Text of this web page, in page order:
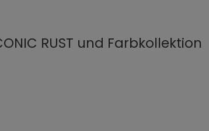
RUST und Farbkollektion